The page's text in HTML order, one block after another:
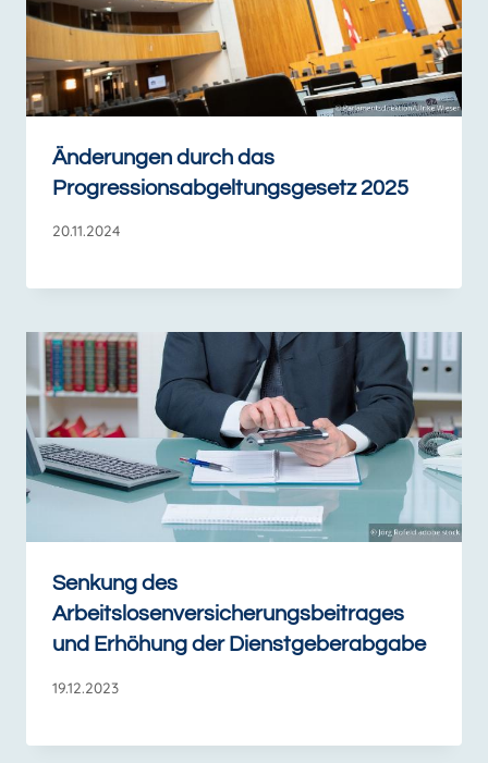
Änderungen durch das
Progressionsabgeltungsgesetz 2025
20.11.2024
Senkung des
Arbeitslosenversicherungsbeitrages
und Erhöhung der Dienstgeberabgabe
19.12.2023